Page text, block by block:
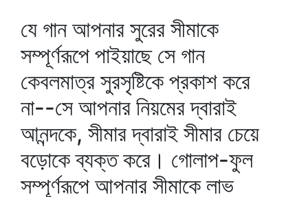
যে গান আপনার সুরের সীমাকে
সম্পূর্ণরূপে পাইয়াছে সে গান
কেবলমাত্র সুরসৃষ্টিকে প্রকাশ করে
না--সে আপনার নিয়মের দ্বারাই
আনন্দকে, সীমার দ্বারাই সীমার চেয়ে
বড়োকে ব্যক্ত করে। গোলাপ-ফুল
সম্পূর্ণরূপে আপনার সীমাকে লাভ